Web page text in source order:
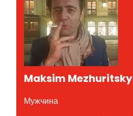
Maksim Mezhuritsky
Мужчина